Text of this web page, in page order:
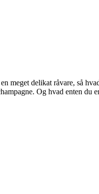
meget delikat råvare, så
Og hvad enten du